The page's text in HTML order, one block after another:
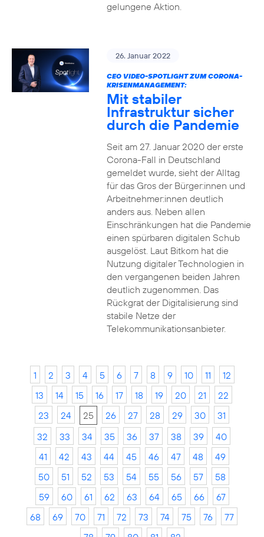
gelungene Aktion.
26. Januar 2022
CEO VIDEO-SPOTLIGHT ZUM CORONA-
KRISENMANAGEMENT:
Mit stabiler
Infrastruktur sicher
durch die Pandemie
Seit am 27. Januar 2020 der erste
Corona-Fall in Deutschland
gemeldet wurde, sieht der Alltag
für das Gros der Bürger:innen und
Arbeitnehmer:innen deutlich
anders aus. Neben allen
Einschränkungen hat die Pandemie
einen spürbaren digitalen Schub
ausgelöst. Laut Bitkom hat die
Nutzung digitaler Technologien in
den vergangenen beiden Jahren
deutlich zugenommen. Das
Rückgrat der Digitalisierung sind
stabile Netze der
Telekommunikationsanbieter.
1 2 3 4 5 6 7 8 9 10 11
12
13
14 15 16 17 18 19 20 21
22
23
24 25 26 27 28 29 30
31
32
33 34 35 36 37 38 39
40
41
42 43 44 45 46 47 48
49
50
51 52 53 54 55 56 57
58
59
60 61 62 63 64 65 66
67
68
69 70 71 72 73 74 75 76
77